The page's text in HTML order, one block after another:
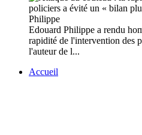
Edouard Philippe a rendu
rapidité de l'intervention des
l'auteur de l...
Accueil